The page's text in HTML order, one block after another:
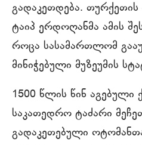
გადაკეთდება.
ტაიპ ერდოღანმა ამის
როცა სასამართლომ
მინიჭებული მუზეუმის
1500 წლის წინ აგებული
საკათედრო ტაძარი
გადაკეთებული